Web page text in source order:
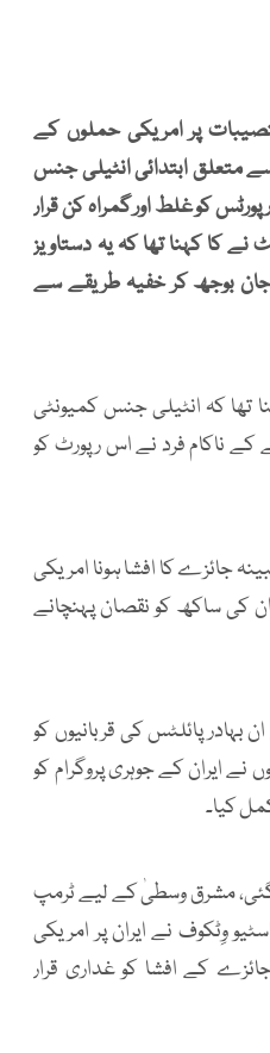
پر امریکی حملوں کے
متعلق ابتدائی انٹیلی جنس
کو غلط اور گمراہ کن قرار
کا کہنا تھا کہ یہ دستاویز
جان بوجھ کر خفیہ طریقے سے
تھا کہ انٹیلی جنس کمیونٹی
کے ناکام فرد نے اس رپورٹ کو
جائزے کا افشا ہونا امریکی
کی ساکھ کو نقصان پہنچانے
پائلٹس کی قربانیوں کو
ایران کے جوہری پروگرام کو
کیا۔
مشرق وسطیٰ کے لیے ٹرمپ
وِٹکوف نے ایران پر امریکی
کے افشا کو غداری قرار